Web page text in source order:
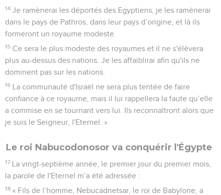
14 Je ramènerai les déportés des Egyptiens, je les ramènerai
dans le pays de Pathros, dans leur pays d’origine, et là ils
formeront un royaume modeste.
15 Ce sera le plus modeste des royaumes et il ne s'élèvera
plus au-dessus des nations. Je les affaiblirai afin qu'ils ne
dominent pas sur les nations.
16 La communauté d'Israël ne sera plus tentée de faire
confiance à ce royaume, mais il lui rappellera la faute qu’elle
a commise en se tournant vers lui. Ils reconnaîtront alors que
je suis le Seigneur, l'Eternel. »
Le roi Nabucodonosor va conquérir l'Égypte
17 La vingt-septième année, le premier jour du premier mois,
la parole de l'Eternel m’a été adressée :
18 « Fils de l’homme, Nebucadnetsar, le roi de Babylone, a